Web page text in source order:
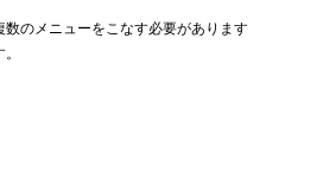
のメニューをこなす必要があります